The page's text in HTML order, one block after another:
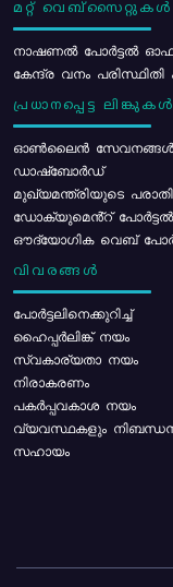
മറ്റ് വെബ്സൈറ്റുകൾ
നാഷണൽ പോർട്ടൽ
കേന്ദ്ര വനം
പ്രധാനപ്പെട്ട ലിങ്കുകൾ
ഓൺലൈൻ സേവനങ്ങൾ
ഡാഷ്ബോർഡ്
മുഖ്യമന്ത്രിയുടെ
ഡോക്യുമെൻ്റ് പോർട്ടൽ
ഔദ്യോഗിക വെബ്
വിവരങ്ങൾ
പോര്‍ട്ടലിനെക്കുറിച്ച്
ഹൈപ്പർലിങ്ക് നയം
സ്വകാര്യതാ നയം
നിരാകരണം
പകർപ്പവകാശ നയം
വ്യവസ്ഥകളും
സഹായം